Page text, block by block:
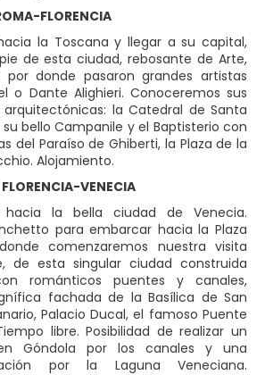
FLORENCIA
la Toscana y llegar a su capital,
de esta ciudad, rebosante de Arte,
por donde pasaron grandes artistas
o Dante Alighieri. Conoceremos sus
la Catedral de Santa
bello Campanile y el Baptisterio con
del Paraíso de Ghiberti, la Plaza de la
Alojamiento.
VENECIA
hacia la bella ciudad de Venecia.
para embarcar hacia la Plaza
comenzaremos nuestra visita
de esta singular ciudad construida
románticos puentes y canales,
fachada de la Basílica de San
Palacio Ducal, el famoso Puente
libre. Posibilidad de realizar un
Góndola por los canales y una
por la Laguna Veneciana.